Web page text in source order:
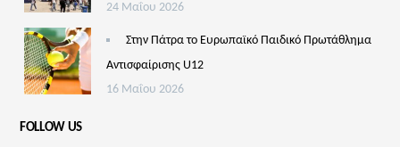
24 Μαΐου 2026
Στην Πάτρα το Ευρωπαϊκό Παιδικό Πρωτάθλημα
Αντισφαίρισης U12
16 Μαΐου 2026
FOLLOW US